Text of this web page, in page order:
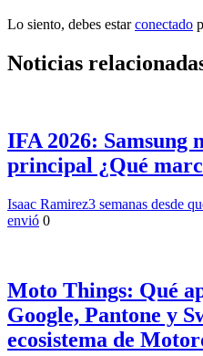
Lo siento, debes estarconectado
Noticias
IFA 2026: Samsung
principal ¿Qué
Isaac Ramirez3 semanas desde
envió 0
Moto Things: Qué
Google, Pantone y
ecosistema de